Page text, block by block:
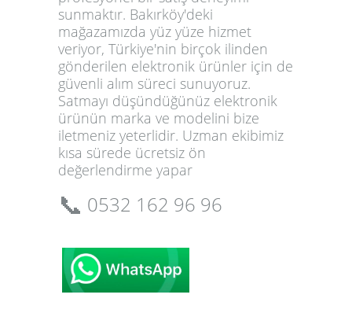
sunmaktır. Bakırköy'deki
mağazamızda yüz yüze hizmet
veriyor, Türkiye'nin birçok ilinden
gönderilen elektronik ürünler için de
güvenli alım süreci sunuyoruz.
Satmayı düşündüğünüz elektronik
ürünün marka ve modelini bize
iletmeniz yeterlidir. Uzman ekibimiz
kısa sürede ücretsiz ön
değerlendirme yapar
📞 0532 162 96 96